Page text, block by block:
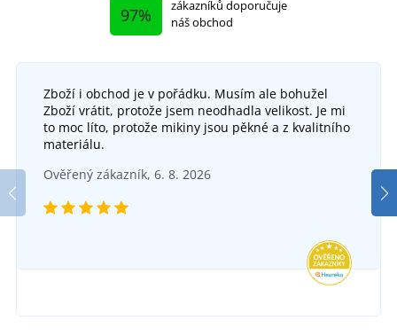
Pánská fleecová bunda OTTAWA
565 Kč
97%
zákazníků doporučuje
náš obchod
Zboží i obchod je v pořádku. Musím ale bohužel
Zboží vrátit, protože jsem neodhadla velikost. Je mi
to moc líto, protože mikiny jsou pěkné a z kvalitního
materiálu.
Ověřený zákazník, 6. 8. 2026